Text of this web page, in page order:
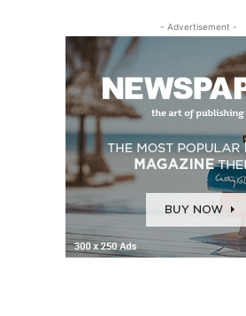
- Advertisement -